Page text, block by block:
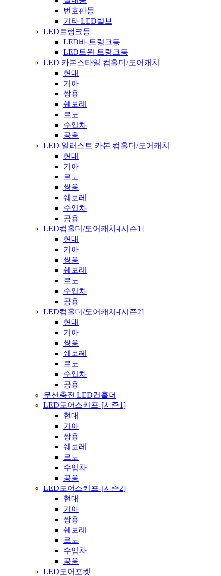
번호판등
기타 LED벌브
LED트렁크등
LED바 트렁크등
LED트윈 트렁크등
LED 카본스타일 컵홀더/도어캐치
현대
기아
쌍용
쉐보레
르노
수입차
공용
LED 일러스트 카본 컵홀더/도어캐치
현대
기아
르노
쌍용
쉐보레
수입차
공용
LED컵홀더/도어캐치-[시즌1]
현대
기아
쌍용
쉐보레
르노
수입차
공용
LED컵홀더/도어캐치-[시즌2]
현대
기아
쌍용
쉐보레
르노
수입차
공용
무선충전 LED컵홀더
LED도어스커프-[시즌1]
현대
기아
쌍용
쉐보레
르노
수입차
공용
LED도어스커프-[시즌2]
현대
기아
쌍용
쉐보레
르노
수입차
공용
LED도어포켓